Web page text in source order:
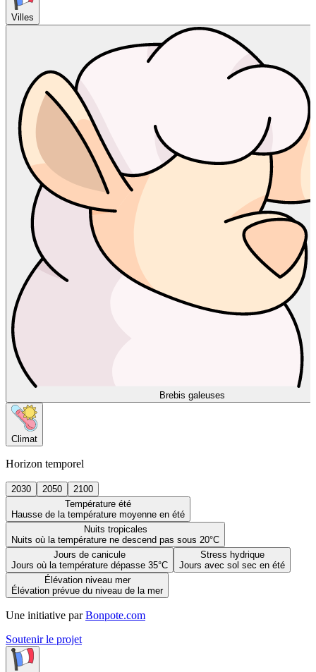
Villes
Brebis galeuses
Climat
Horizon temporel
2030 2050
2100
Température été
Hausse de la température moyenne en été
Nuits tropicales
Nuits où la température ne descend pas sous 20°C
Jours de canicule
Jours où la température dépasse 35°C
Stress hydrique
Jours avec sol sec en été
Élévation niveau mer
Élévation prévue du niveau de la mer
Une initiative par Bonpote.com
Soutenir le projet